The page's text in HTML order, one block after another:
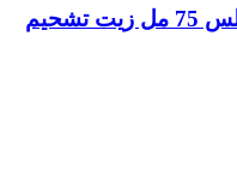
جل و مزلق للخصوبة كونسيف بلس 75 مل زيت تشحيم